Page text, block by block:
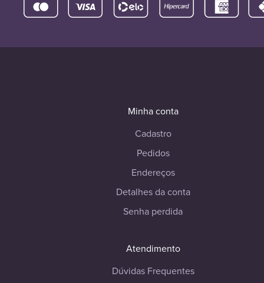
Minha conta
Cadastro
Pedidos
Endereços
Detalhes da conta
Senha perdida
Atendimento
Dúvidas Frequentes